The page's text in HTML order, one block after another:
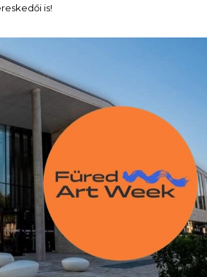
is!